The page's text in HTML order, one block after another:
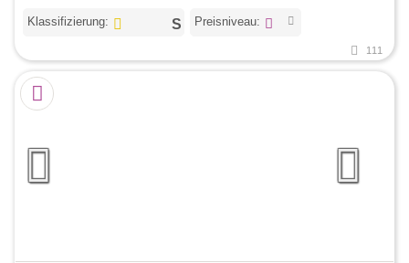
Klassifizierung: Preisniveau:
111